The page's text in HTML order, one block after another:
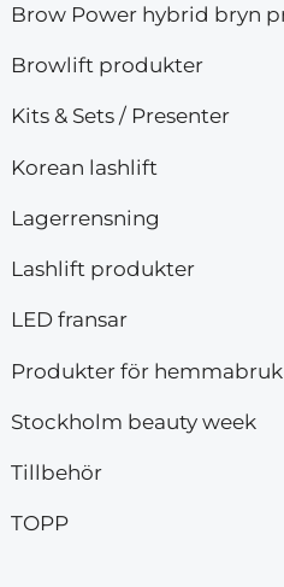
Brow Power hybrid bryn
Browlift produkter
Kits & Sets / Presenter
Korean lashlift
Lagerrensning
Lashlift produkter
LED fransar
Produkter för hemmabruk
Stockholm beauty week
Tillbehör
TOPP